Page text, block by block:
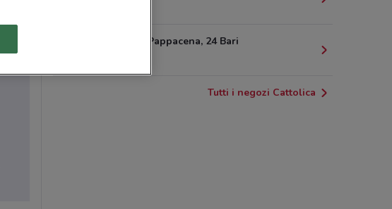
Via Enrico Pappacena, 24 Bari
Tutti i negozi Cattolica